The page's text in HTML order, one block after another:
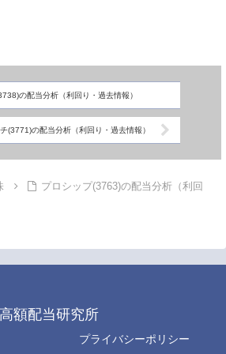
の配当分析（利回り・過去情報）
(3771)の配当分析（利回り・過去情報）
プロシップ(3763)の配当分析（利回
高額配当研究所
プライバシーポリシー